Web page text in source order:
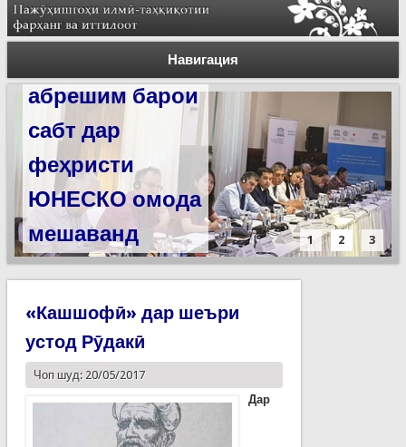
Навигация
Силсилаи
ёдгориҳои роҳи
абрешим барои
сабт дар
феҳристи
ЮНЕСКО омода
мешаванд
1 2 3
«Кашшофӣ» дар шеъри
устод Рӯдакӣ
Чоп шуд: 20/05/2017
Дар